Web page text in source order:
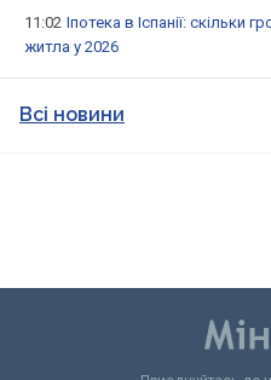
11:02 Іпотека в Іспанії: скільки
житла у 2026
Всі новини